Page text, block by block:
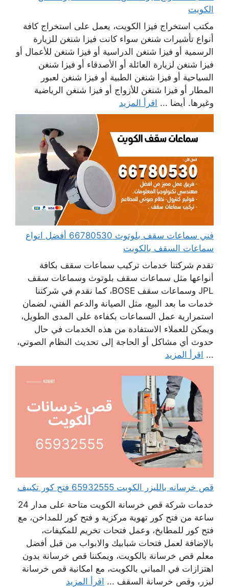
الكويت
مكتب استخراج فيزا الكويت، يعمل على استخراج كافة
أنواع تأشيرات شنغن سواء كانت فيزا شنغن للزيارة
الرسمية أو فيزا شنغن الدراسية أو فيزا شنغن للأعمال أو
فيزا شنغن لزيارة العائلة أو الأصدقاء أو فيزا شنغن
السياحية أو فيزا شنغن الطبية أو فيزا شنغن لعبور
المطار أو فيزا شنغن للأزواج أو فيزا شنغن الرياضية
وغيرها. أيضا ... اقرأ المزيد
فني سماعات سقف بلوتوث 66780530 أفضل انواع
سماعات السقف بالكويت
تقدم شركتنا خدمات تركيب سماعات سقف بكافة
أنواعها مثل سماعات سقف بلوتوث وسماعات سقف
JPL وسماعات سقف BOSE، كما نقدم في شركتنا
خدمات ما بعد البيع، مثل الصيانة والدعم الفني، لضمان
استمرارية عمل السماعات بكفاءة على المدى الطويل،
ويمكن للعملاء الاستفادة من هذه الخدمات في حال
حدوث أي مشاكل أو الحاجة إلى تحديث النظام الصوتي،
... اقرأ المزيد
قص خرسانه بالليزر الكويت 65932555 فتح كور تكييف
خدمات شركة قص خرسانة الكويت متاحة على مدار 24
ساعة من فتح كور تهوية مركزية و فتح كور للمداخن، مع
فتح كور للمطابخ، وعمل فتحات تخريم للمكيفات،
بالإضافة لعمل فتحات شبابيك والابواب من قبل أفضل
معلم قص خرسانة بالكويت، ويمكننا قص خرسانة بدون
اهتزازات في المباني بالكويت، مع امكانية قص خرسانة
ليزر، وقص خرسانة السقف ... اقرأ المزيد